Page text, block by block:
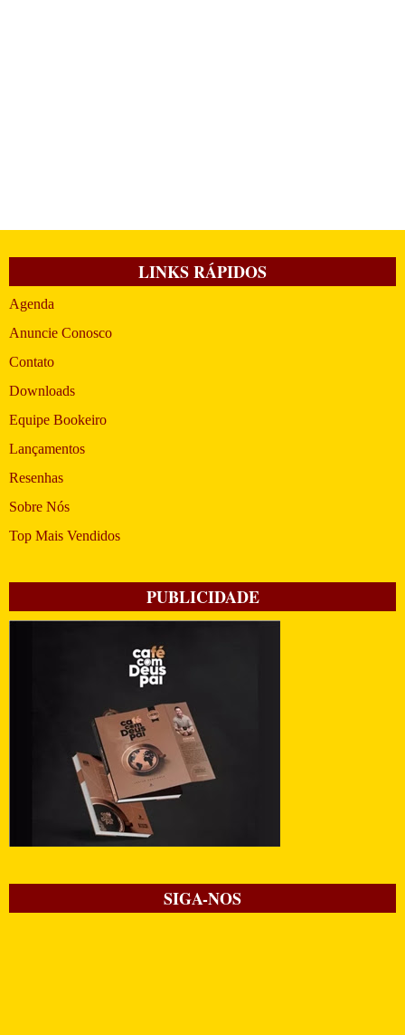
LINKS RÁPIDOS
Agenda
Anuncie Conosco
Contato
Downloads
Equipe Bookeiro
Lançamentos
Resenhas
Sobre Nós
Top Mais Vendidos
PUBLICIDADE
SIGA-NOS